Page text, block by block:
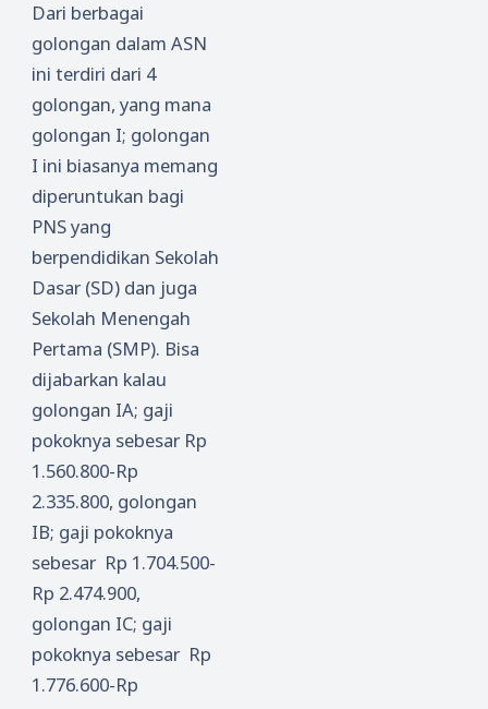
Dari berbagai
golongan dalam ASN
ini terdiri dari 4
golongan, yang mana
golongan I; golongan
I ini biasanya memang
diperuntukan bagi
PNS yang
berpendidikan Sekolah
Dasar (SD) dan juga
Sekolah Menengah
Pertama (SMP). Bisa
dijabarkan kalau
golongan IA; gaji
pokoknya sebesar Rp
1.560.800-Rp
2.335.800, golongan
IB; gaji pokoknya
sebesar Rp 1.704.500-
Rp 2.474.900,
golongan IC; gaji
pokoknya sebesar Rp
1.776.600-Rp